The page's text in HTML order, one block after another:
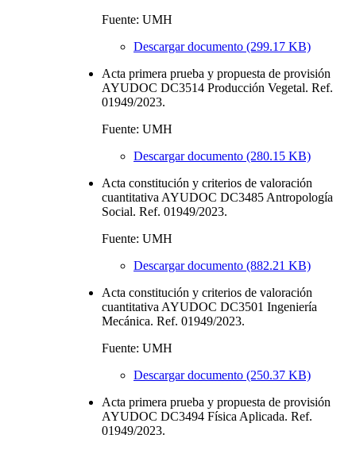
Fuente: UMH
Descargar documento (299.17 KB)
Acta primera prueba y propuesta de provisión
AYUDOC DC3514 Producción Vegetal. Ref.
01949/2023.
Fuente: UMH
Descargar documento (280.15 KB)
Acta constitución y criterios de valoración
cuantitativa AYUDOC DC3485 Antropología
Social. Ref. 01949/2023.
Fuente: UMH
Descargar documento (882.21 KB)
Acta constitución y criterios de valoración
cuantitativa AYUDOC DC3501 Ingeniería
Mecánica. Ref. 01949/2023.
Fuente: UMH
Descargar documento (250.37 KB)
Acta primera prueba y propuesta de provisión
AYUDOC DC3494 Física Aplicada. Ref.
01949/2023.